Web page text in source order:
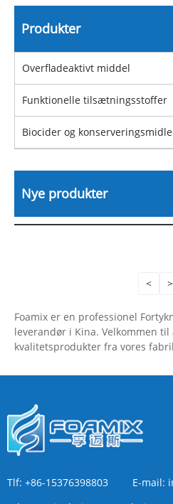
Produkter
Overfladeaktivt middel
Funktionelle tilsætningsstoffer
Biocider og
Nye produkter
< >
Foamix er en professionel
leverandør i Kina. Velkommen
kvalitetsprodukter fra vores
Tlf: +86-15376398803 E-mail: